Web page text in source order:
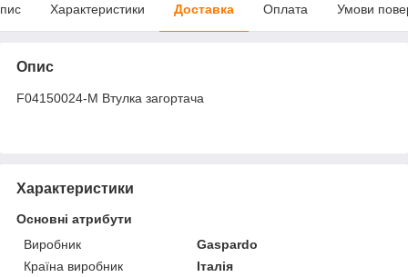
Характеристики Доставка Оплата Умови
Опис
F04150024-M Втулка загортача
Характеристики
Основні атрибути
Виробник
Gaspardo
Країна виробник
Італія